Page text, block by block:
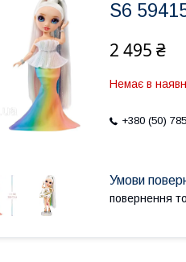
S6
2 495 ₴
Немає в
+380 (50)
повернення